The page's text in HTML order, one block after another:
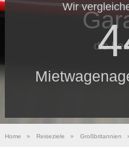
Wir
die
Home » Reiseziele » Großbritannien